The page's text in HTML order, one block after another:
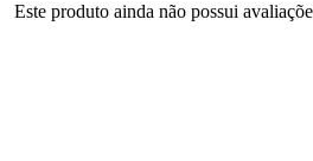
Este produto ainda não possui